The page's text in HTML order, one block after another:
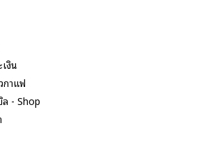
งิน
กาแฟ
- Shop